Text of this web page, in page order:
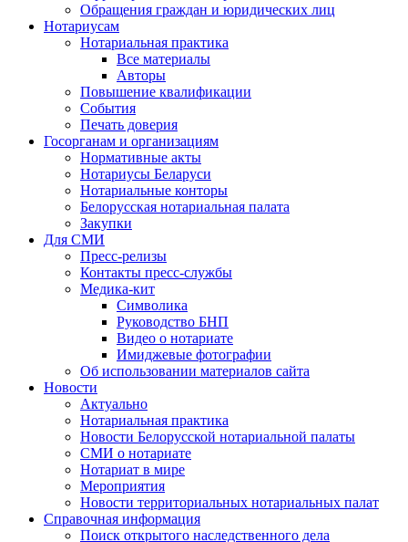
Обращения граждан и юридических лиц
Нотариусам
Нотариальная практика
Все материалы
Авторы
Повышение квалификации
События
Печать доверия
Госорганам и организациям
Нормативные акты
Нотариусы Беларуси
Нотариальные конторы
Белорусская нотариальная палата
Закупки
Для СМИ
Пресс-релизы
Контакты пресс-службы
Медика-кит
Символика
Руководство БНП
Видео о нотариате
Имиджевые фотографии
Об использовании материалов сайта
Новости
Актуально
Нотариальная практика
Новости Белорусской нотариальной палаты
СМИ о нотариате
Нотариат в мире
Мероприятия
Новости территориальных нотариальных палат
Справочная информация
Поиск открытого наследственного дела